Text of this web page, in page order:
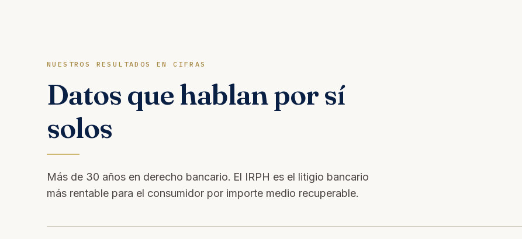
NUESTROS RESULTADOS EN CIFRAS
Datos que hablan por sí
solos
Más de 30 años en derecho bancario. El IRPH es el litigio bancario
más rentable para el consumidor por importe medio recuperable.